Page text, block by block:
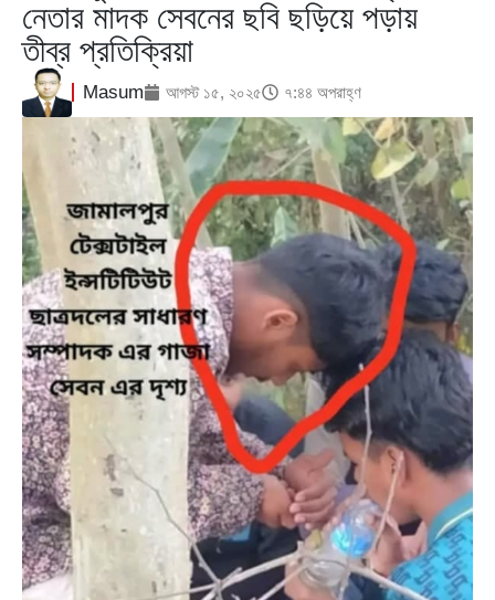
নেতার মাদক সেবনের ছবি ছড়িয়ে পড়ায়
তীব্র প্রতিক্রিয়া
Masum আগস্ট ১৫, ২০২৫ ৭:৪৪ অপরাহ্ণ